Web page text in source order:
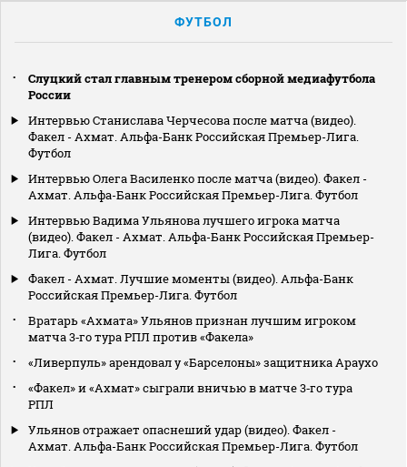
ФУТБОЛ
Слуцкий стал главным тренером сборной медиафутбола
России
Интервью Станислава Черчесова после матча (видео).
Факел - Ахмат. Альфа-Банк Российская Премьер-Лига.
Футбол
Интервью Олега Василенко после матча (видео). Факел -
Ахмат. Альфа-Банк Российская Премьер-Лига. Футбол
Интервью Вадима Ульянова лучшего игрока матча
(видео). Факел - Ахмат. Альфа-Банк Российская Премьер-
Лига. Футбол
Факел - Ахмат. Лучшие моменты (видео). Альфа-Банк
Российская Премьер-Лига. Футбол
Вратарь «Ахмата» Ульянов признан лучшим игроком
матча 3‑го тура РПЛ против «Факела»
«Ливерпуль» арендовал у «Барселоны» защитника Араухо
«Факел» и «Ахмат» сыграли вничью в матче 3‑го тура
РПЛ
Ульянов отражает опаснеший удар (видео). Факел -
Ахмат. Альфа-Банк Российская Премьер-Лига. Футбол